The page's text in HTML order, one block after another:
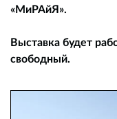
«МиРАйЯ».
Выставка будет
свободный.